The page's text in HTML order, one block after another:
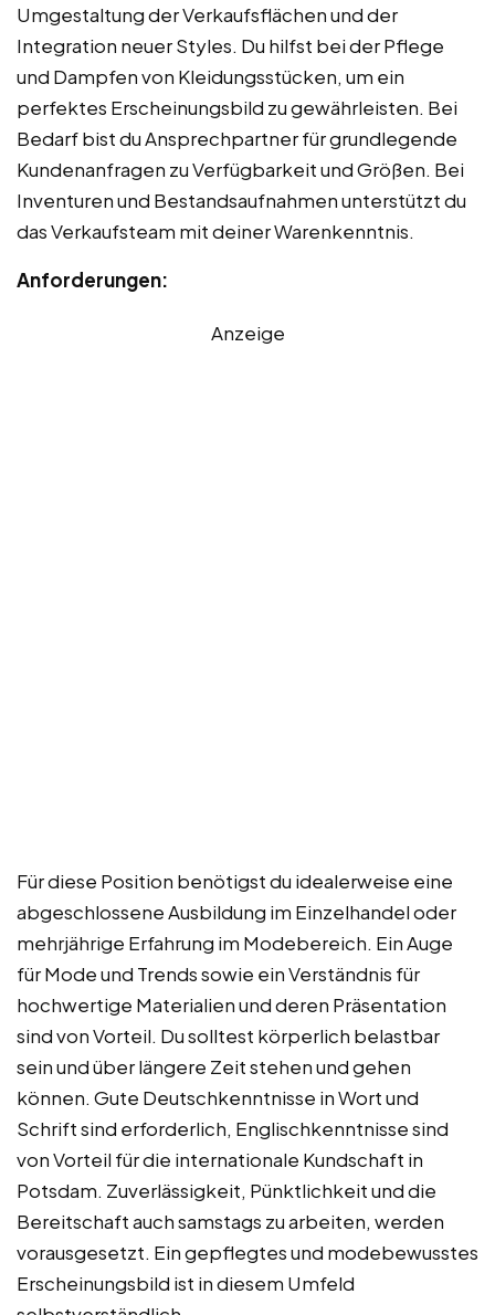
Umgestaltung der Verkaufsflächen und der
Integration neuer Styles. Du hilfst bei der Pflege
und Dampfen von Kleidungsstücken, um ein
perfektes Erscheinungsbild zu gewährleisten. Bei
Bedarf bist du Ansprechpartner für grundlegende
Kundenanfragen zu Verfügbarkeit und Größen. Bei
Inventuren und Bestandsaufnahmen unterstützt du
das Verkaufsteam mit deiner Warenkenntnis.
Anforderungen:
Anzeige
Für diese Position benötigst du idealerweise eine
abgeschlossene Ausbildung im Einzelhandel oder
mehrjährige Erfahrung im Modebereich. Ein Auge
für Mode und Trends sowie ein Verständnis für
hochwertige Materialien und deren Präsentation
sind von Vorteil. Du solltest körperlich belastbar
sein und über längere Zeit stehen und gehen
können. Gute Deutschkenntnisse in Wort und
Schrift sind erforderlich, Englischkenntnisse sind
von Vorteil für die internationale Kundschaft in
Potsdam. Zuverlässigkeit, Pünktlichkeit und die
Bereitschaft auch samstags zu arbeiten, werden
vorausgesetzt. Ein gepflegtes und modebewusstes
Erscheinungsbild ist in diesem Umfeld